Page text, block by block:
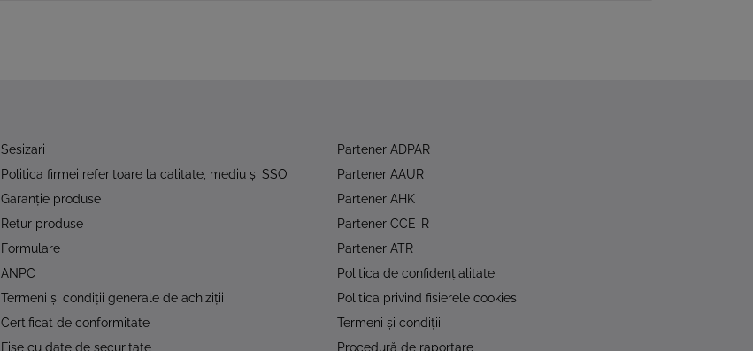
Sesizari
Politica firmei referitoare la calitate, mediu şi SSO
Garanţie produse
Retur produse
Formulare
ANPC
Termeni şi condiţii generale de achiziţii
Certificat de conformitate
Fise cu date de securitate
Partener ADPAR
Partener AAUR
Partener AHK
Partener CCE-R
Partener ATR
Politica de confidențialitate
Politica privind fisierele cookies
Termeni și condiții
Procedură de raportare